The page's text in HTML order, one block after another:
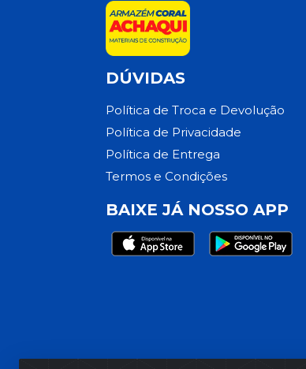
DÚVIDAS
Política de Troca e Devolução
Política de Privacidade
Política de Entrega
Termos e Condições
BAIXE JÁ NOSSO APP